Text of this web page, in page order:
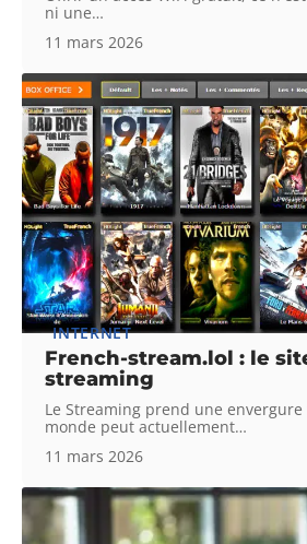
ni une…
11 mars 2026
INTERNET
French-stream.lol : le
streaming
Le Streaming prend une
monde peut actuellement…
11 mars 2026